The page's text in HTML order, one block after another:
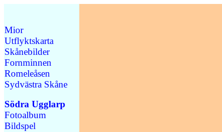
Mior
Utflyktskarta
Skånebilder
Fornminnen
Romeleåsen
Sydvästra Skåne
Södra Ugglarp
Fotoalbum
Bildspel